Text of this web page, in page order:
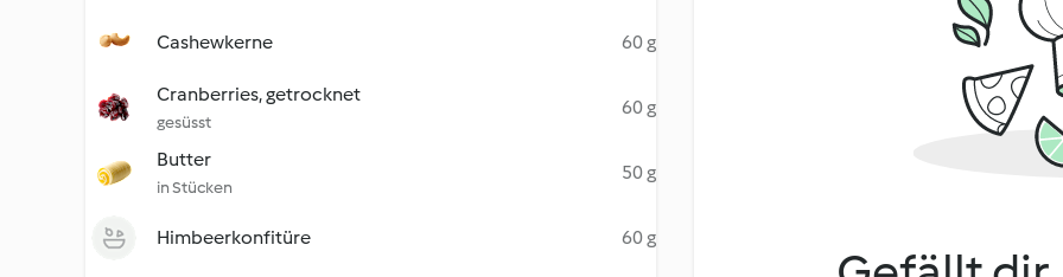
Cashewkerne 60 g
Cranberries, getrocknet
gesüsst
60 g
Butter
in Stücken
50 g
Himbeerkonfitüre 60 g